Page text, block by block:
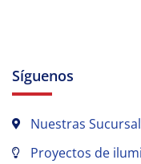
Síguenos
Nuestras
Proyectos de